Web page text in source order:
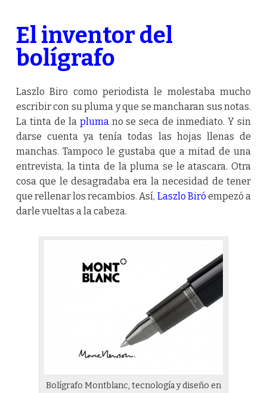
El inventor del
bolígrafo
Laszlo Biro como periodista le molestaba mucho
escribir con su pluma y que se mancharan sus notas.
La tinta de la pluma no se seca de inmediato. Y sin
darse cuenta ya tenía todas las hojas llenas de
manchas. Tampoco le gustaba que a mitad de una
entrevista, la tinta de la pluma se le atascara. Otra
cosa que le desagradaba era la necesidad de tener
que rellenar los recambios. Así, Laszlo Biró empezó a
darle vueltas a la cabeza.
Bolígrafo Montblanc, tecnología y diseño en